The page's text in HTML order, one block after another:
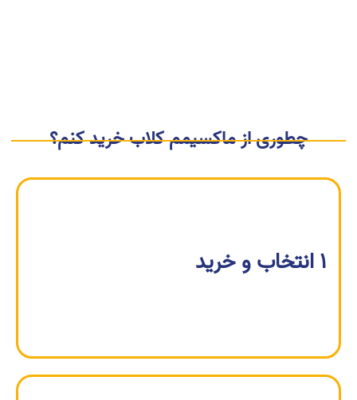
چطوری از ماکسیمم کلاب خرید کنم؟
1 انتخاب و خرید بسته مناسب خود را انتخاب کنید و خریدتان را
به‌سادگی در درگاه امن پرداخت کنید.